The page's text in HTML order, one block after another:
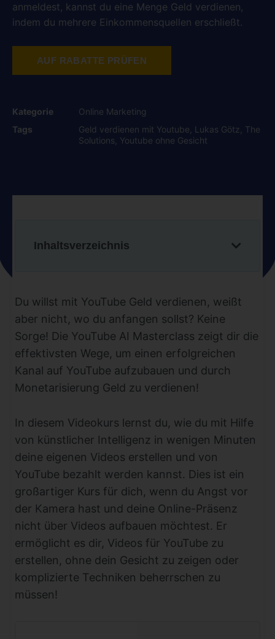
anmeldest, kannst du eine Menge Geld verdienen,
indem du mehrere Einkommensquellen erschließt.
AUF RABATTE PRÜFEN
Kategorie
Online Marketing
Tags
Geld verdienen mit Youtube Lukas Götz
The
Solutions Youtube ohne Gesicht
Inhaltsverzeichnis
Du willst mit YouTube Geld verdienen, weißt
aber nicht, wo du anfangen sollst? Keine
Sorge! Die YouTube AI Masterclass zeigt dir die
effektivsten Wege, um einen erfolgreichen
Kanal auf YouTube aufzubauen und durch
Monetarisierung Geld zu verdienen!
In diesem Videokurs lernst du, wie du mit Hilfe
von künstlicher Intelligenz in wenigen Minuten
deine eigenen Videos erstellen und von
YouTube bezahlt werden kannst. Dies ist ein
großartiger Kurs für dich, wenn du Angst vor
der Kamera hast und deine Online-Präsenz
nicht über Videos aufbauen möchtest. Er
ermöglicht es dir, Videos für YouTube zu
erstellen, ohne dein Gesicht zu zeigen oder
komplizierte Techniken beherrschen zu
müssen!